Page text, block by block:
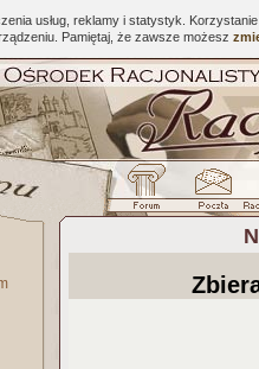
usług, reklamy i statystyk.
Pamiętaj, że zawsze możesz